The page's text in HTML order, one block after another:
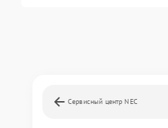
Сервисный центр NEC